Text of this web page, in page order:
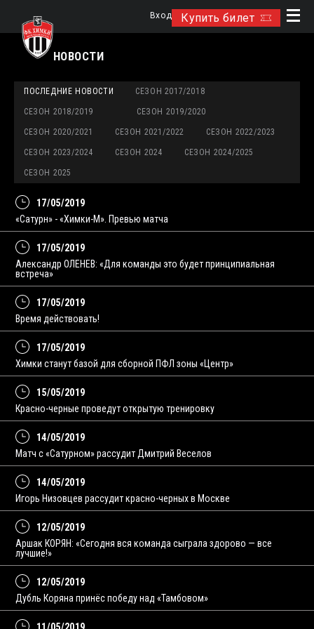
Купить билет
Вход
НОВОСТИ
ПОСЛЕДНИЕ НОВОСТИ СЕЗОН 2017/2018
СЕЗОН 2018/2019 СЕЗОН 2019/2020
СЕЗОН 2020/2021 СЕЗОН 2021/2022 СЕЗОН 2022/2023
СЕЗОН 2023/2024 СЕЗОН 2024 СЕЗОН 2024/2025
СЕЗОН 2025
17/05/2019
«Сатурн» - «Химки-М». Превью матча
17/05/2019
Александр ОЛЕНЕВ: «Для команды это будет принципиальная
встреча»
17/05/2019
Время действовать!
17/05/2019
Химки станут базой для сборной ПФЛ зоны «Центр»
15/05/2019
Красно-черные проведут открытую тренировку
14/05/2019
Матч с «Сатурном» рассудит Дмитрий Веселов
14/05/2019
Игорь Низовцев рассудит красно-черных в Москве
12/05/2019
Аршак КОРЯН: «Cегодня вся команда сыграла здорово — все
лучшие!»
12/05/2019
Дубль Коряна принёс победу над «Тамбовом»